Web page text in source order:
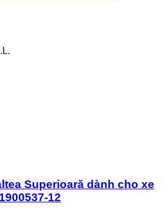
Superioară dành cho xe
12